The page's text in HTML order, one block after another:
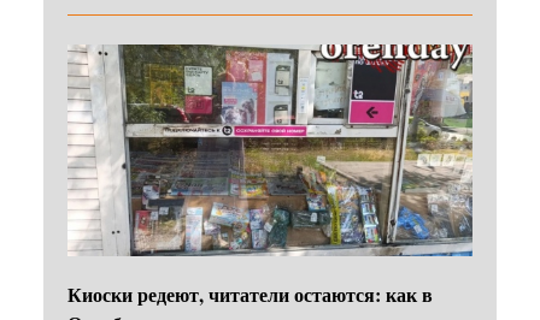
Киоски редеют, читатели остаются: как в